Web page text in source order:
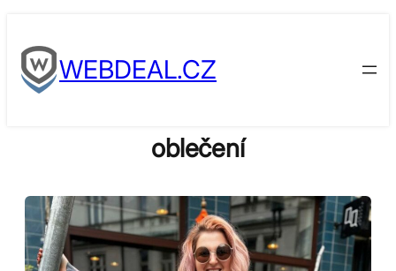
to
contentWEBDEAL.CZ
oblečení